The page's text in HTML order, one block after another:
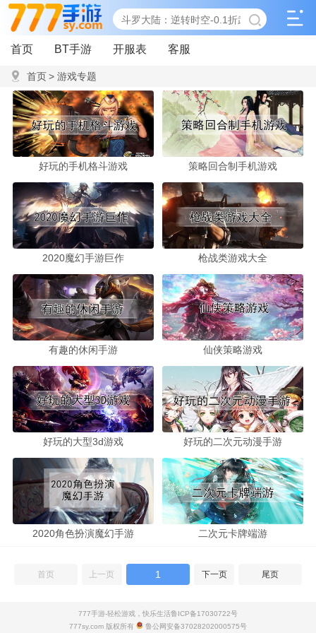
首页 BT手游 开服表 客服
首页> 游戏专题
好玩的手机格斗游戏 策略回合制手机游戏
2020魔幻手游巨作 枪战类游戏大全
有趣的休闲手游 仙侠策略游戏
好玩的大型3d游戏 好玩的二次元动漫手游
2020角色扮演魔幻手游 二次元卡牌端游
首页 上一页 1 下一页 尾页
777手游-轻松游戏，快乐生活鲁ICP备17030722号
777sy.com 版权所有
鲁公网安备37028202000575号